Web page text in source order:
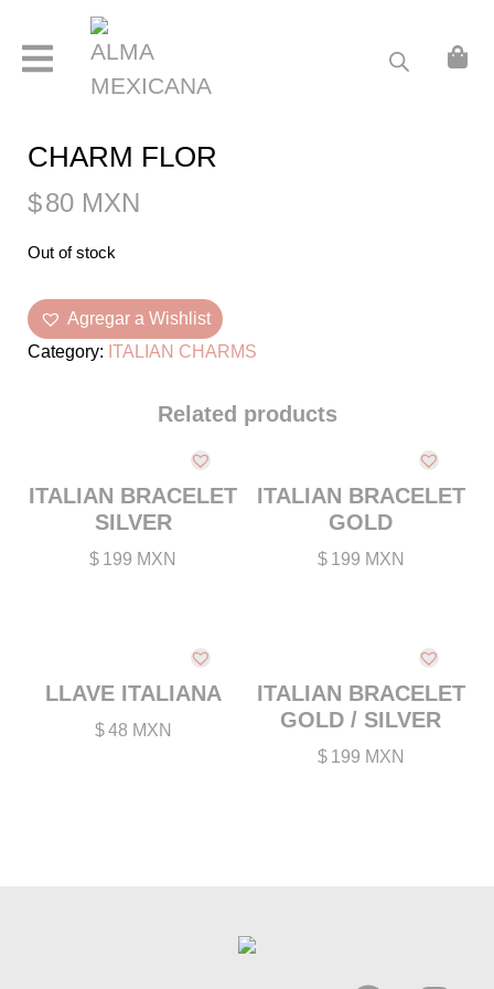
ABOUT
ARRACADAS
GRABADO B
GRABADO C
GRABADO D
GRABADO E
GRABADO F
ITALIAN CHARMS
JOYERÍA PERSONALIZADA
PIERCINGS
SIN CATEGORIZAR
F.A.Q.
UBICACIONES
CHARM FLOR
$80 MXN
Out of stock
Agregar a Wishlist
Category: ITALIAN CHARMS
Related products
ITALIAN BRACELET
SILVER
$ 199 MXN
ITALIAN BRACELET
GOLD
$ 199 MXN
LLAVE ITALIANA
$ 48 MXN
ITALIAN BRACELET
GOLD / SILVER
$ 199 MXN